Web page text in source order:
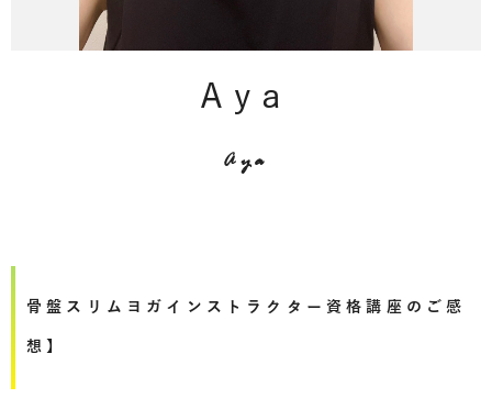
Aya
Aya
骨盤スリムヨガインストラクター資格講座のご感
想】